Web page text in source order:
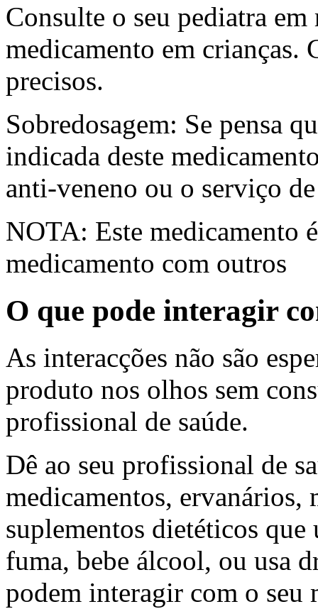
Consulte o seu pediatra em
medicamento em crianças.
precisos.
Sobredosagem: Se pensa
indicada deste
anti-veneno ou o serviço
NOTA: Este medicamento
medicamento com outros
O que pode interagir
As interacções não são
produto nos olhos sem
profissional de saúde.
Dê ao seu profissional de
medicamentos, ervanários,
suplementos dietéticos
fuma, bebe álcool, ou usa
podem interagir com o seu